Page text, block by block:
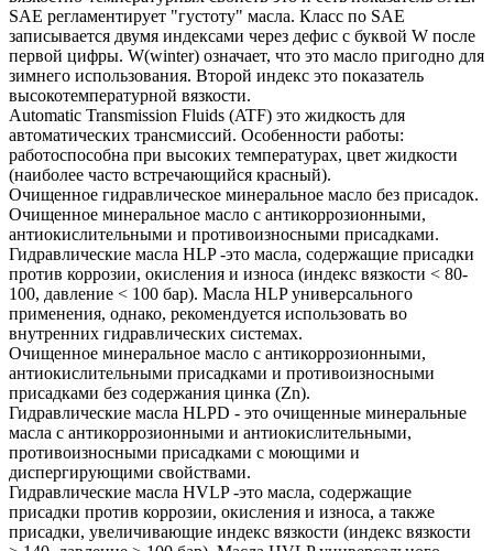
SAE регламентирует "густоту" масла. Класс по SAE
записывается двумя индексами через дефис с буквой W после
первой цифры. W(winter) означает, что это масло пригодно для
зимнего использования. Второй индекс это показатель
высокотемпературной вязкости.
Automatic Transmission Fluids (ATF) это жидкость для
автоматических трансмиссий. Особенности работы:
работоспособна при высоких температурах, цвет жидкости
(наиболее часто встречающийся красный).
Очищенное гидравлическое минеральное масло без присадок.
Очищенное минеральное масло с антикоррозионными,
антиокислительными и противоизносными присадками.
Гидравлические масла HLP -это масла, содержащие присадки
против коррозии, окисления и износа (индекс вязкости < 80-
100, давление < 100 бар). Масла HLP универсального
применения, однако, рекомендуется использовать во
внутренних гидравлических системах.
Очищенное минеральное масло с антикоррозионными,
антиокислительными присадками и противоизносными
присадками без содержания цинка (Zn).
Гидравлические масла HLPD - это очищенные минеральные
масла с антикоррозионными и антиокислительными,
противоизносными присадками с моющими и
диспергирующими свойствами.
Гидравлические масла HVLP -это масла, содержащие
присадки против коррозии, окисления и износа, а также
присадки, увеличивающие индекс вязкости (индекс вязкости